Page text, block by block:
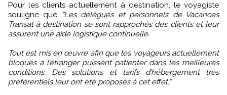
Pour les clients actuellement à destination, le voyagiste
souligne que
"Les délégués et personnels de Vacances
Transat à destination se sont rapprochés des clients et leur
assurent une aide logistique continuelle.
Tout est mis en œuvre afin que les voyageurs actuellement
bloqués à l’étranger puissent patienter dans les meilleures
conditions. Des solutions et tarifs d’hébergement très
préférentiels leur ont été proposés à cet effet."